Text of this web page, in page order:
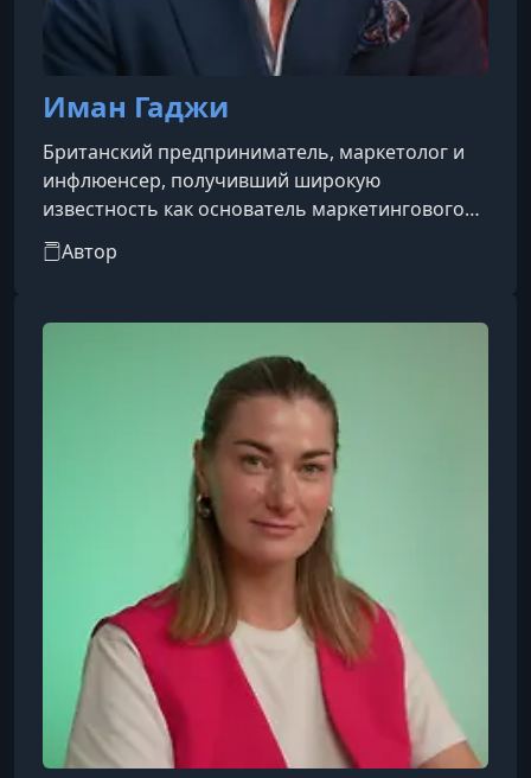
Иман Гаджи
Британский предприниматель, маркетолог и
инфлюенсер, получивший широкую
известность как основатель маркетингового
агентства и онлайн-образовательных
программ в сфере digital-маркетинга и SMMA
Автор